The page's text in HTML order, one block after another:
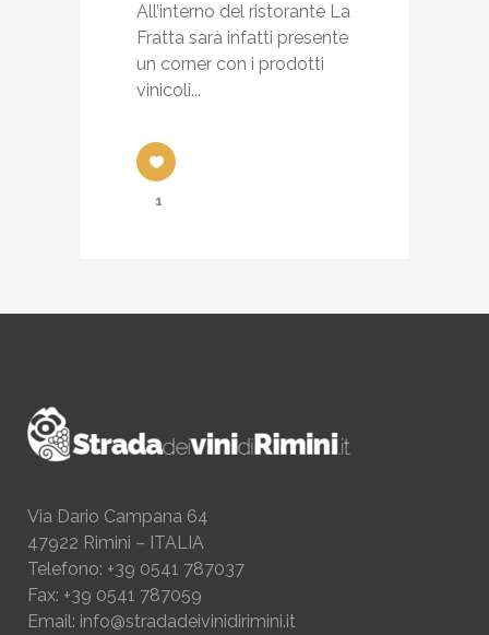
All’interno del ristorante La
Fratta sarà infatti presente
un corner con i prodotti
vinicoli...
1
Via Dario Campana 64
47922 Rimini – ITALIA
Telefono: +39 0541 787037
Fax: +39 0541 787059
Email: info@stradadeivinidirimini.it